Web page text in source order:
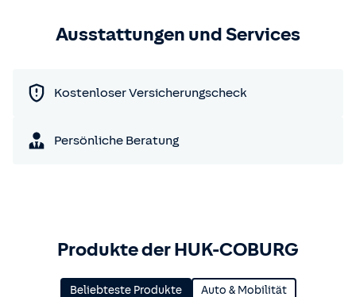
Ausstattungen und Services
Kostenloser Versicherungscheck
Persönliche Beratung
Produkte der HUK-COBURG
Beliebteste Produkte Auto & Mobilität